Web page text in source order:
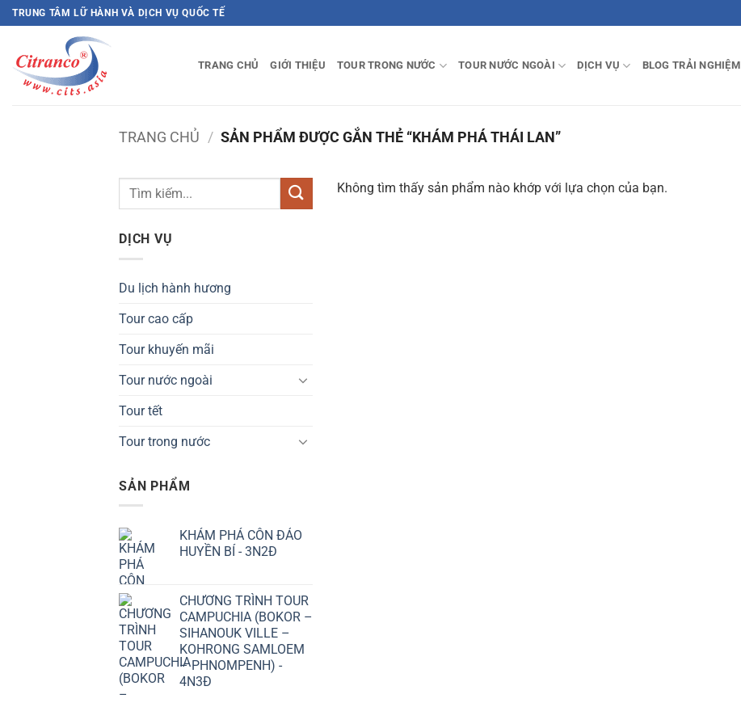
Bỏ
qua
dung
TRUNG TÂM LỮ HÀNH VÀ DỊCH VỤ QUỐC TẾ
TRANG CHỦ GIỚI THIỆU TOUR TRONG NƯỚC TOUR NƯỚC NGOÀI DỊCH VỤ BLOG TRẢI NGHIỆM
TRANG CHỦ / SẢN PHẨM ĐƯỢC GẮN THẺ “KHÁM PHÁ THÁI LAN”
DỊCH VỤ
Du lịch hành hương
Tour cao cấp
Tour khuyến mãi
Tour nước ngoài
Tour tết
Tour trong nước
SẢN PHẨM
KHÁM PHÁ CÔN ĐẢO
HUYỀN BÍ - 3N2Đ
CHƯƠNG TRÌNH TOUR
CAMPUCHIA (BOKOR –
SIHANOUK VILLE –
KOHRONG SAMLOEM
– PHNOMPENH) -
4N3Đ
Không tìm thấy sản phẩm nào khớp với lựa chọn của bạn.